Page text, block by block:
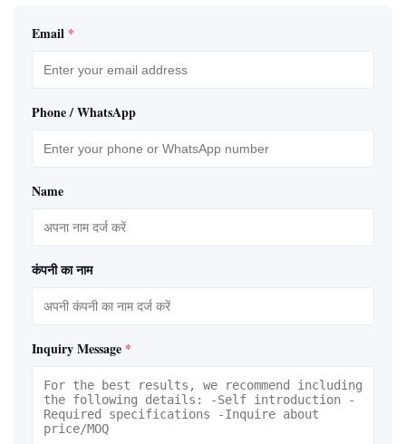
Email *
Phone / WhatsApp
Name
कंपनी का नाम
Inquiry Message *